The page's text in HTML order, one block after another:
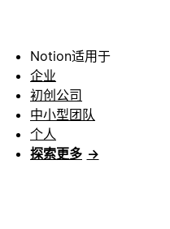
Notion适用于
企业
初创公司
中小型团队
个人
探索更多 →